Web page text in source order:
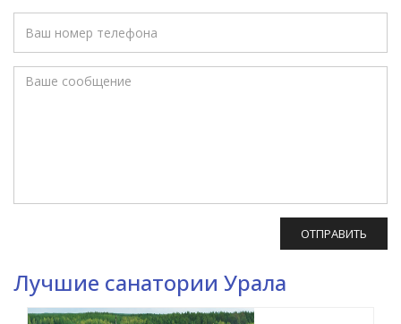
ОТПРАВИТЬ
Лучшие санатории Урала